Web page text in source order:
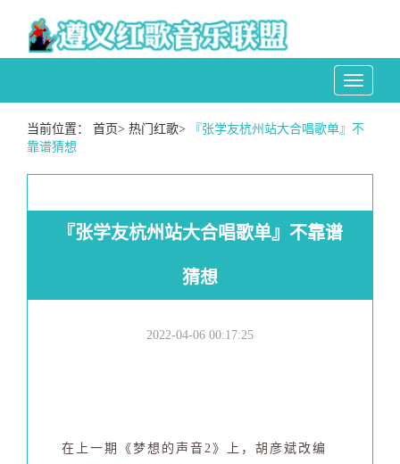
Toggle
当前位置： 首页> 热门红歌>
『张学友杭州站大合唱歌单』不
靠谱猜想
『张学友杭州站大合唱歌单』不靠谱
猜想
2022-04-06 00:17:25
在上一期《梦想的声音2》上，胡彦斌改编